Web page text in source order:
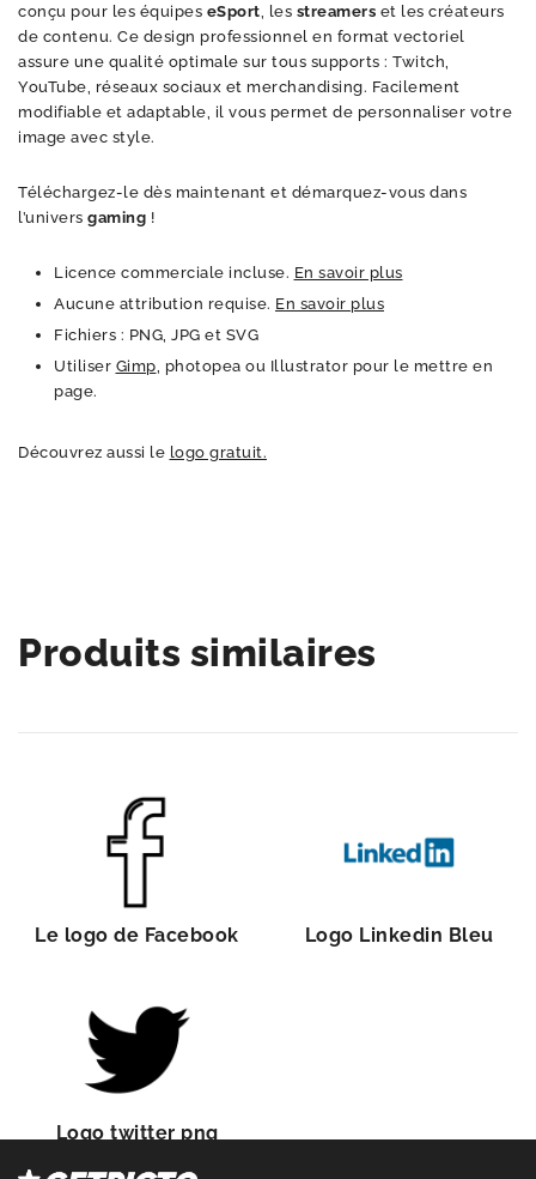
conçu pour les équipes eSport , les streamers et les créateurs
de contenu. Ce design professionnel en format vectoriel
assure une qualité optimale sur tous supports : Twitch,
YouTube, réseaux sociaux et merchandising. Facilement
modifiable et adaptable, il vous permet de personnaliser votre
image avec style.
Téléchargez-le dès maintenant et démarquez-vous dans
l’univers gaming !
Licence commerciale incluse. En savoir plus
Aucune attribution requise. En savoir plus
Fichiers : PNG, JPG et SVG
Utiliser Gimp , photopea ou Illustrator pour le mettre en
page.
Découvrez aussi le logo gratuit.
Produits similaires
Le logo de Facebook Logo Linkedin Bleu
Logo twitter png